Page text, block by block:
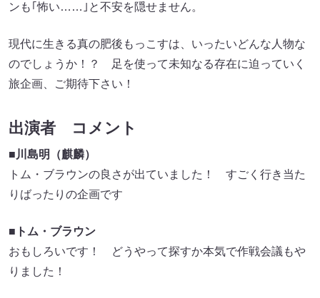
ンも｢怖い……｣と不安を隠せません。
現代に生きる真の肥後もっこすは、いったいどんな人物な
のでしょうか！？ 足を使って未知なる存在に迫っていく
旅企画、ご期待下さい！
出演者 コメント
■川島明（麒麟）
トム・ブラウンの良さが出ていました！ すごく行き当た
りばったりの企画です
■トム・ブラウン
おもしろいです！ どうやって探すか本気で作戦会議もや
りました！